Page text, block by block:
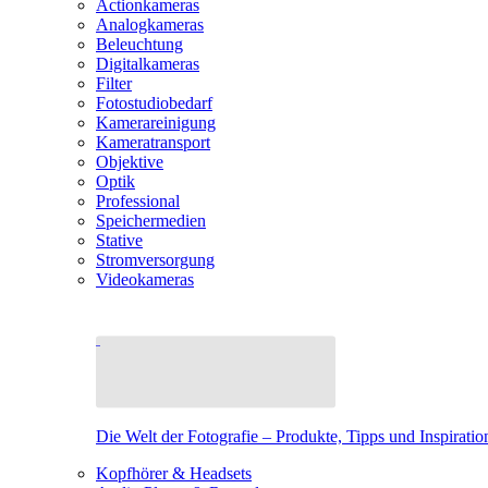
Actionkameras
Analogkameras
Beleuchtung
Digitalkameras
Filter
Fotostudiobedarf
Kamerareinigung
Kameratransport
Objektive
Optik
Professional
Speichermedien
Stative
Stromversorgung
Videokameras
Die Welt der Fotografie – Produkte, Tipps und
Kopfhörer & Headsets